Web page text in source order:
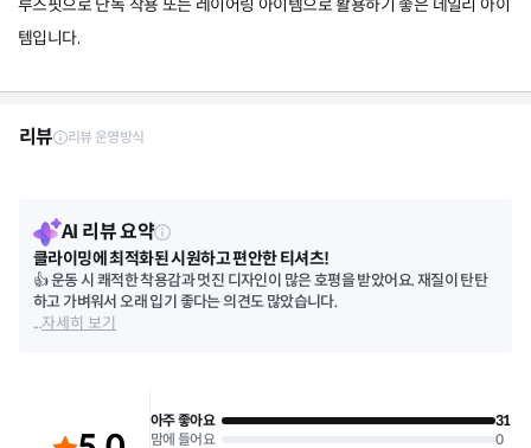
루즈핏으로 단독 착용 또는 레이어링 아이템으로 활용하기 좋은 데일리 아이
템입니다.